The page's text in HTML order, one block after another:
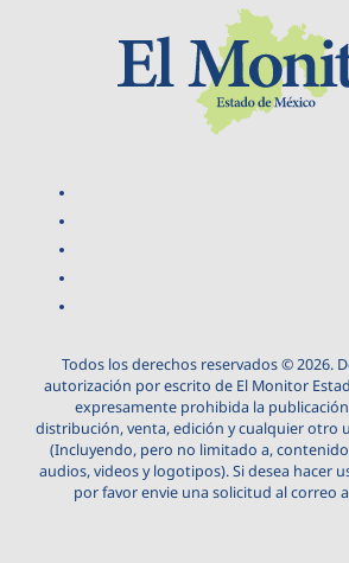
Todos los derechos reservados © 2026.
autorización por escrito de El Monitor
expresamente prohibida la
distribución, venta, edición y cualquier otro
(Incluyendo, pero no limitado a,
audios, videos y logotipos). Si desea hacer
por favor envie una solicitud al correo